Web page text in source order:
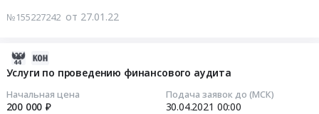
№155227242 от 27.01.22
Услуги по проведению финансового аудита
Начальная цена
200 000 ₽
Подача заявок до (МСК)
30.04.2021 00:00